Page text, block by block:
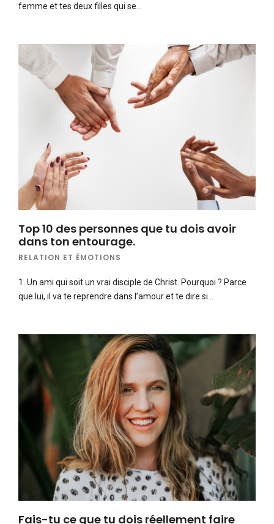
femme et tes deux filles qui se…
Top 10 des personnes que tu dois avoir
dans ton entourage.
RELATION ET ÉMOTIONS
1. Un ami qui soit un vrai disciple de Christ. Pourquoi ? Parce
que lui, il va te reprendre dans l’amour et te dire si…
Fais-tu ce que tu dois réellement faire